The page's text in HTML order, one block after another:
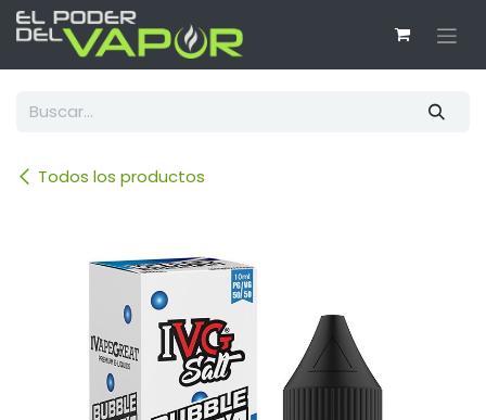
Ir al contenido
Todos los productos